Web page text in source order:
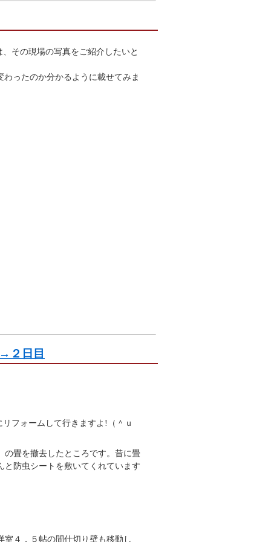
その現場の写真をご紹介したいと
ったのか分かるように載せてみま
２日目
フォームして行きますよ!（＾ｕ
の畳を撤去したところです。昔に畳
と防虫シートを敷いてくれています
室４．５帖の間仕切り壁も移動し